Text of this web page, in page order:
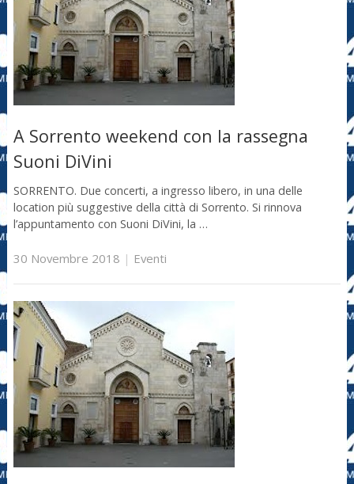
A Sorrento weekend con la rassegna
Suoni DiVini
SORRENTO. Due concerti, a ingresso libero, in una delle
location più suggestive della città di Sorrento. Si rinnova
l’appuntamento con Suoni DiVini, la …
30 Novembre 2018 | Eventi